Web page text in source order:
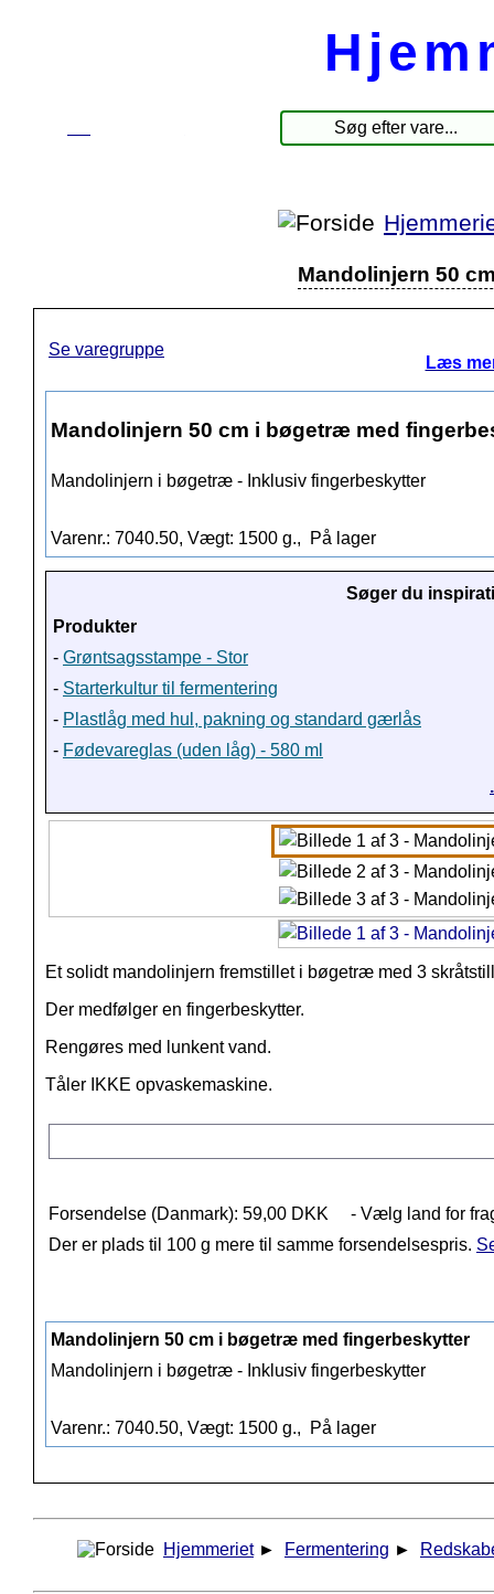
Mandolinjern 50
Se varegruppe
Læs
Mandolinjern 50 cm i bøgetræ med
Mandolinjern i bøgetræ - Inklusiv fingerbeskytter
Varenr.: 7040.50, Vægt: 1500 g., På lager
Søger du
Produkter
- Grøntsagsstampe - Stor
- Starterkultur til fermentering
- Plastlåg med hul, pakning og standard gærlås
- Fødevareglas (uden låg) - 580 ml
Et solidt mandolinjern fremstillet i bøgetræ med 3
Der medfølger en fingerbeskytter.
Rengøres med lunkent vand.
Tåler IKKE opvaskemaskine.
Forsendelse (Danmark): 59,00 DKK
- Vælg land for
Der er plads til 100 g mere til samme forsendelsespris.
Mandolinjern 50 cm i bøgetræ med fingerbeskytter
Mandolinjern i bøgetræ - Inklusiv fingerbeskytter
Varenr.: 7040.50, Vægt: 1500 g., På lager
Hjemmeriet ► Fermentering ►